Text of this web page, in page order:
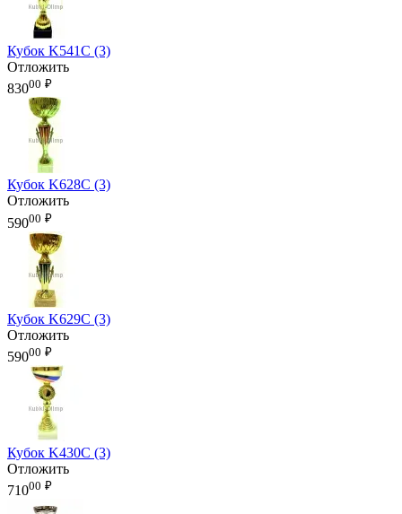
Кубок K541C (3)
Отложить
83000 ₽
Кубок K628C (3)
Отложить
59000 ₽
Кубок K629C (3)
Отложить
59000 ₽
Кубок K430C (3)
Отложить
71000 ₽